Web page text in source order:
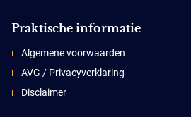
Praktische informatie
Algemene voorwaarden
AVG / Privacyverklaring
Disclaimer